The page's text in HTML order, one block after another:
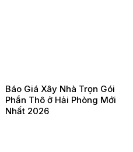
Báo Giá Xây Nhà Trọn Gói
Phần Thô ở Hải Phòng Mới
Nhất 2026